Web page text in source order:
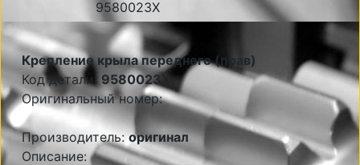
Крепление крыла переднего (прав)
Код детали: 9580023X
Оригинальный номер:
Производитель:оригинал
Описание: